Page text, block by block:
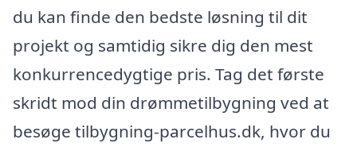
du kan finde den bedste løsning til dit
projekt og samtidig sikre dig den mest
konkurrencedygtige pris. Tag det første
skridt mod din drømmetilbygning ved at
besøge tilbygning-parcelhus.dk, hvor du